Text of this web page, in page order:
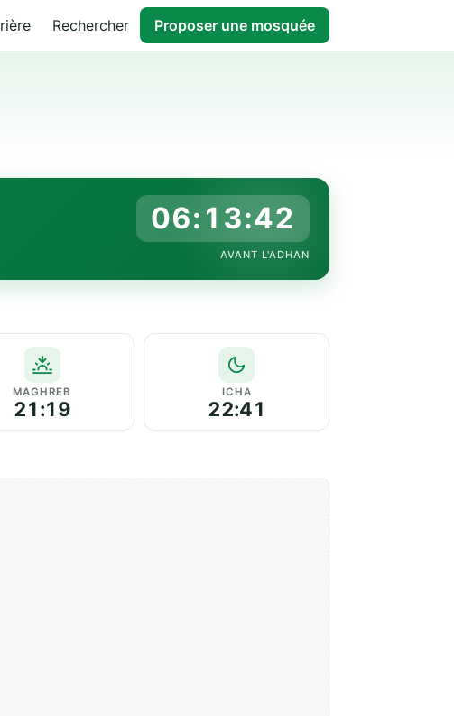
Rechercher Proposer une mosquée
06:13:41
AVANT L'ADHAN
MAGHREB
21:19
ICHA
22:41